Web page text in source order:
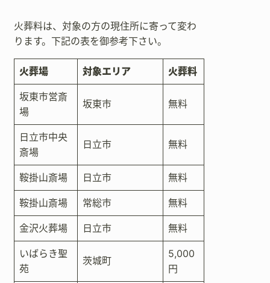
火葬料は、対象の方の現住所に寄って変わ
ります。下記の表を御参考下さい。
火葬場 対象エリア 火葬料
坂東市営斎
場
坂東市 無料
日立市中央
斎場
日立市 無料
鞍掛山斎場 日立市 無料
鞍掛山斎場 常総市 無料
金沢火葬場 日立市 無料
いばらき聖
苑
茨城町
5,000
円